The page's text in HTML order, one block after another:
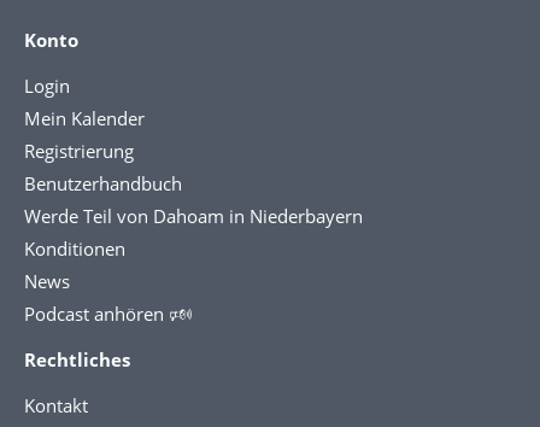
Konto
Login
Mein Kalender
Registrierung
Benutzerhandbuch
Werde Teil von Dahoam in Niederbayern
Konditionen
News
Podcast anhören 🕬
Rechtliches
Kontakt